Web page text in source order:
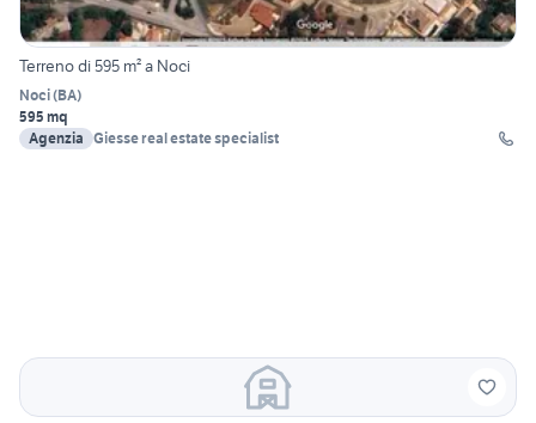
Terreno di 595 m² a Noci
Noci(BA)
595 mq
Agenzia Giesse real estate specialist